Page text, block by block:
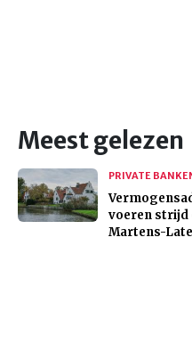
Meest gelezen
PRIVATE
voeren strijd
Martens-